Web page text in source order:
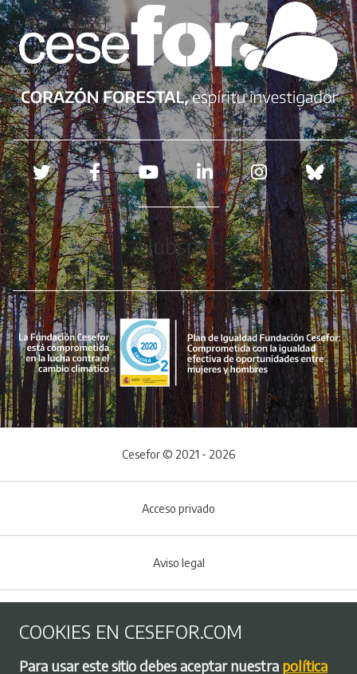
Redes sociales
Hubspot
Menú del pie
Cesefor © 2021 - 2026
Acceso privado
Aviso legal
COOKIES EN CESEFOR.COM
Para usar este sitio debes aceptar nuestra política